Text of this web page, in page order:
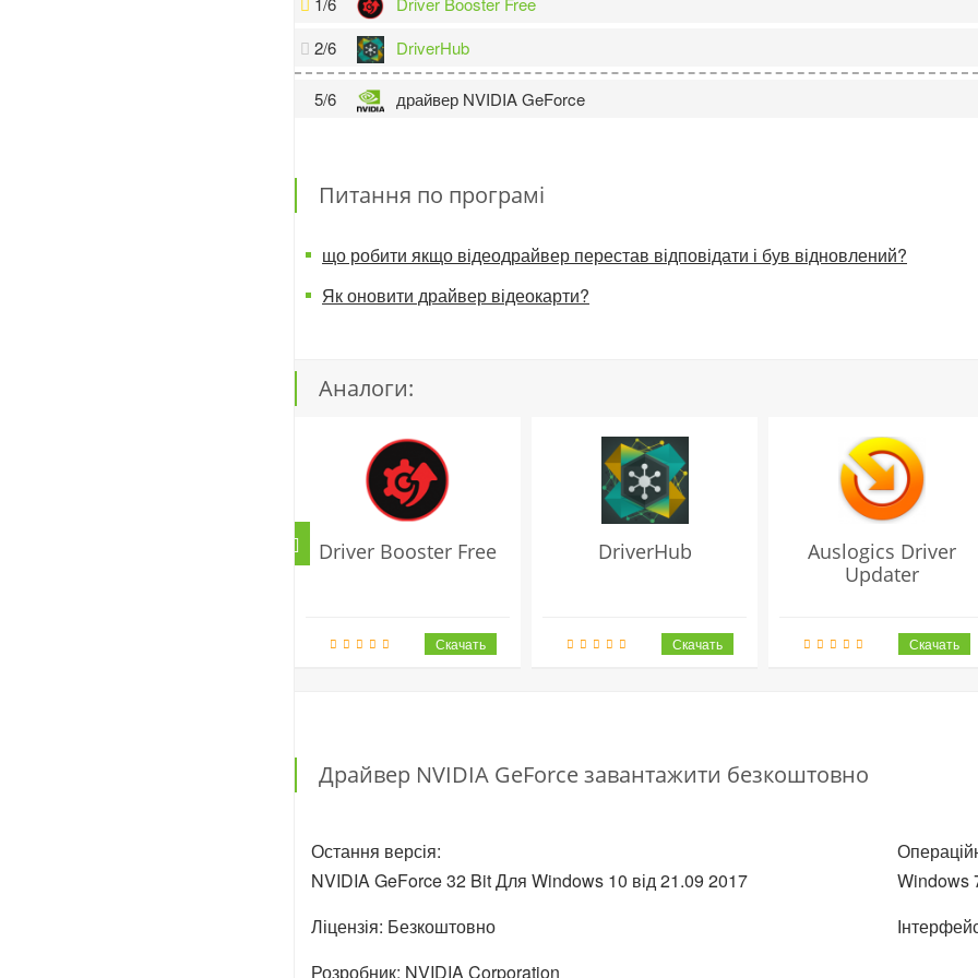
2/6
DriverHub
5/6 драйвер NVIDIA GeForce
Питання по програмі
що робити якщо відеодрайвер перестав відповідати і був відновлений?
Як оновити драйвер відеокарти?
Аналоги:
Driver Booster Free DriverHub
Auslogics Driver
Updater
Драйвер NVIDIA GeForce завантажити безкоштовно
Остання версія:
NVIDIA GeForce 32 Bit Для Windows 10 від21.09 2017
Ліцензія: Безкоштовно
Розробник: NVIDIA Corporation
Windows